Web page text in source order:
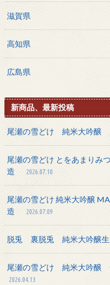
滋賀県
高知県
広島県
新商品、最新投稿
尾瀬の雪どけ 純米大吟醸
尾瀬の雪どけ とをあまりみ
造
2026.07.10
尾瀬の雪どけ 純米大吟醸
造
2026.07.09
脱兎 裏脱兎 純米大吟醸生
尾瀬の雪どけ 純米大吟
2026.04.13